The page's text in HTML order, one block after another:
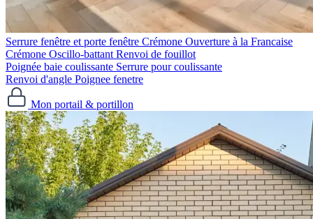
Serrure fenêtre et porte fenêtre
Crémone Ouverture à la Francaise
Crémone Oscillo-battant Renvoi de fouillot
Poignée baie coulissante Serrure pour coulissante
Renvoi d'angle Poignee fenetre
Mon portail & portillon